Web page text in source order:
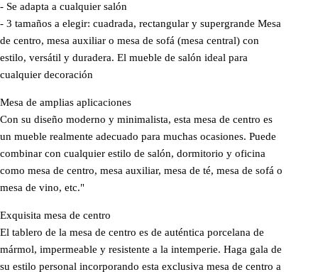
- Se adapta a cualquier salón
- 3 tamaños a elegir: cuadrada, rectangular y supergrande Mesa
de centro, mesa auxiliar o mesa de sofá (mesa central) con
estilo, versátil y duradera. El mueble de salón ideal para
cualquier decoración
Mesa de amplias aplicaciones
Con su diseño moderno y minimalista, esta mesa de centro es
un mueble realmente adecuado para muchas ocasiones. Puede
combinar con cualquier estilo de salón, dormitorio y oficina
como mesa de centro, mesa auxiliar, mesa de té, mesa de sofá o
mesa de vino, etc."
Exquisita mesa de centro
El tablero de la mesa de centro es de auténtica porcelana de
mármol, impermeable y resistente a la intemperie. Haga gala de
su estilo personal incorporando esta exclusiva mesa de centro a